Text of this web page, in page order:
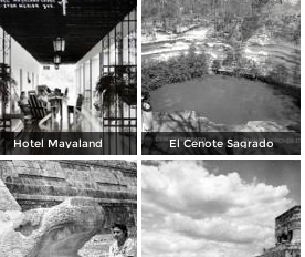
Hotel Mayaland El Cenote Sagrado